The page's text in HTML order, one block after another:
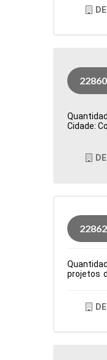
Cidade:
projetos
facas
área e